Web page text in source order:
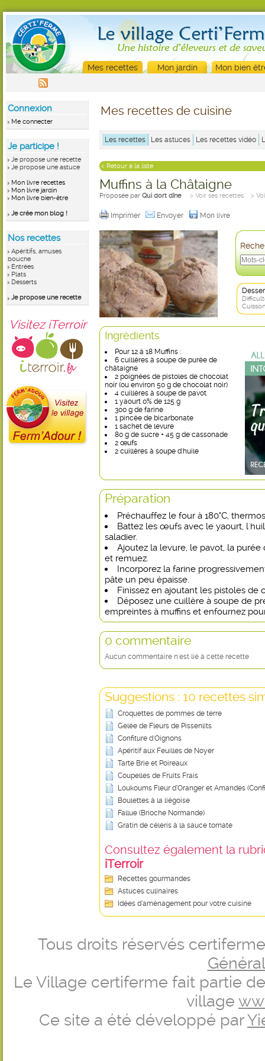
Mes recettes Mon jardin Mon bien
Connexion
Me connecter
Je participe !
Je propose une recette
Je propose une astuce
Mon livre recettes
Mon livre jardin
Mon livre bien-être
Je crée mon blog !
Nos recettes
Apéritifs, amuses
bouche
Entrées
Plats
Desserts
Je propose une recette
Visitez iTerroir
Mes recettes de cuisine
Les recettes Les astuces Les recettes vidéo
< Retour à la liste
Muffins à la Châtaigne
Proposée par Qui dort dîne > Voir ses recettes >
Imprimer Envoyer Mon livre
Ingrédients
Pour 12 à 18 Muffins :
6 cuillères à soupe de purée de
châtaigne
2 poignées de pistoles de chocolat
noir (ou environ 50 g de chocolat noir)
4 cuillères à soupe de pavot
1 yaourt 0% de 125 g
300 g de farine
1 pincée de bicarbonate
1 sachet de levure
80 g de sucre + 45 g de cassonade
2 œufs
2 cuillères à soupe d'huile
Préparation
Préchauffez le four à 180°C,
Battez les œufs avec le yaourt,
saladier.
Ajoutez la levure, le pavot, la
et remuez.
Incorporez la farine
pâte un peu épaisse.
Finissez en ajoutant les pistoles de
Déposez une cuillère à soupe de
empreintes à muffins et enfournez pour
0 commentaire
Aucun commentaire n'est lié à cette recette
Suggestions : 10 recettes
Croquettes de pommes de terre
Gelée de Fleurs de Pissenlits
Confiture d'Oignons
Apéritif aux Feuilles de Noyer
Tarte Brie et Poireaux
Coupelles de Fruits Frais
Loukoums Fleur d’Oranger et Amandes
Boulettes à la liégoise
Fallue (Brioche Normande)
Gratin de céleris à la sauce tomate
Consultez également la
iTerroir
Recettes gourmandes
Astuces culinaires
Idées d’aménagement pour votre cuisine
Tous droits réservés
Le Village certiferme fait partie
village
Ce site a été développé par